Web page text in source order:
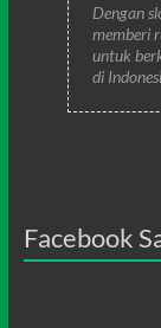
Dengan
memberi
untuk
di
Facebook